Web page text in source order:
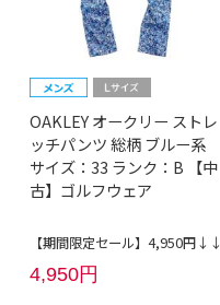
OAKLEY オークリー ストレ
ッチパンツ 総柄 ブルー系
サイズ：33 ランク：B 【中
古】ゴルフウェア
【期間限定セール】4,950円↓↓
4,950円